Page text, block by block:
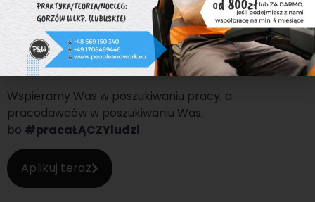
Oferujemy kompleksowe wsparcie w obszarze
zarządzania zasobami ludzkimi. Stawiamy na
nieprzerwany rozwój – pracujemy głównie dla branży
technicznej, logistycznej, przemysłowej i medycznej.
Wspieramy Was w poszukiwaniu pracy, a
pracodawców w poszukiwaniu Was,
bo #pracaŁĄCZYludzi
Aplikuj teraz